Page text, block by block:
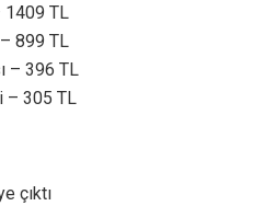
1409 TL
899 TL
– 396 TL
– 305 TL
çıktı